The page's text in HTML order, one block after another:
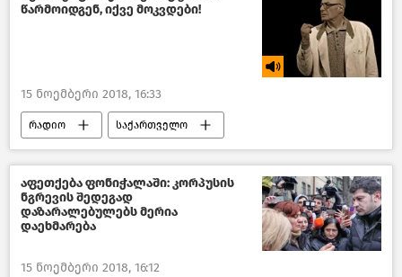
წარმოიდგენ, იქვე მოკვდები!
15 ნოემბერი 2018, 16:33
რადიო საქართველო
აფეთქება ფონიჭალაში: კორპუსის
ნგრევის შედეგად
დაზარალებულებს მერია
დაეხმარება
15 ნოემბერი 2018, 16:12